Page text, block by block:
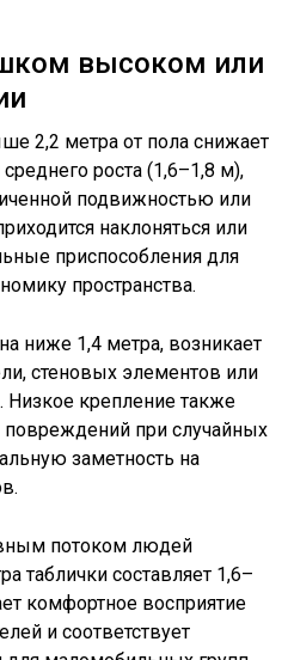
высоком или
2,2 метра от пола снижает
роста (1,6–1,8 м),
подвижностью или
наклоняться или
приспособления для
пространства.
ниже 1,4 метра, возникает
стеновых элементов или
крепление также
повреждений при случайных
заметность на
потоком людей
таблички составляет 1,6–
комфортное восприятие
и соответствует